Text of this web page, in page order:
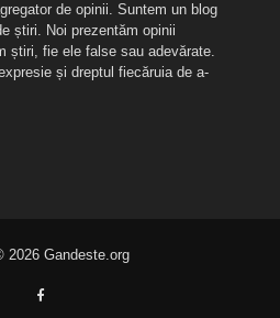
de opinii. Suntem un blog
știri. Noi prezentăm opinii
știri, fie ele false sau adevărate.
și dreptul fiecăruia de a-
2026 Gandeste.org